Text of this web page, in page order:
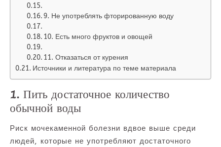
9. Не употреблять фторированную воду
10. Есть много фруктов и овощей
11. Отказаться от курения
Источники и литература по теме материала
1. Пить достаточное количество
обычной воды
Риск мочекаменной болезни вдвое выше среди
людей, которые не употребляют достаточного